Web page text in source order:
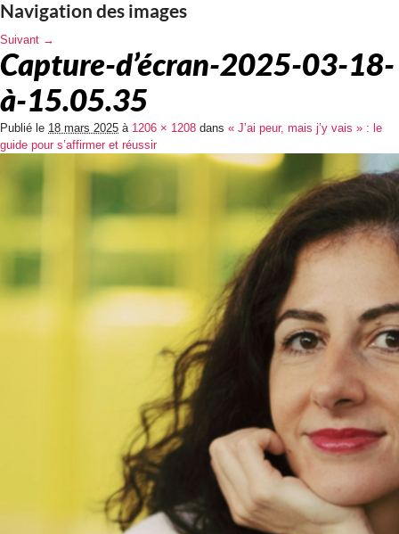
Navigation des images
Suivant →
Capture-d’écran-2025-03-18-
à-15.05.35
Publié le 18 mars 2025 à 1206 × 1208 dans « J’ai peur, mais j’y vais » : le
guide pour s’affirmer et réussir